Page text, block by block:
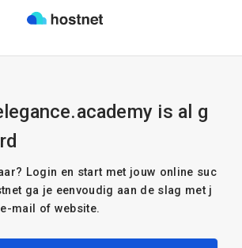
is al g
Login en start met jouw online suc
ga je eenvoudig aan de slag met j
mail of website.